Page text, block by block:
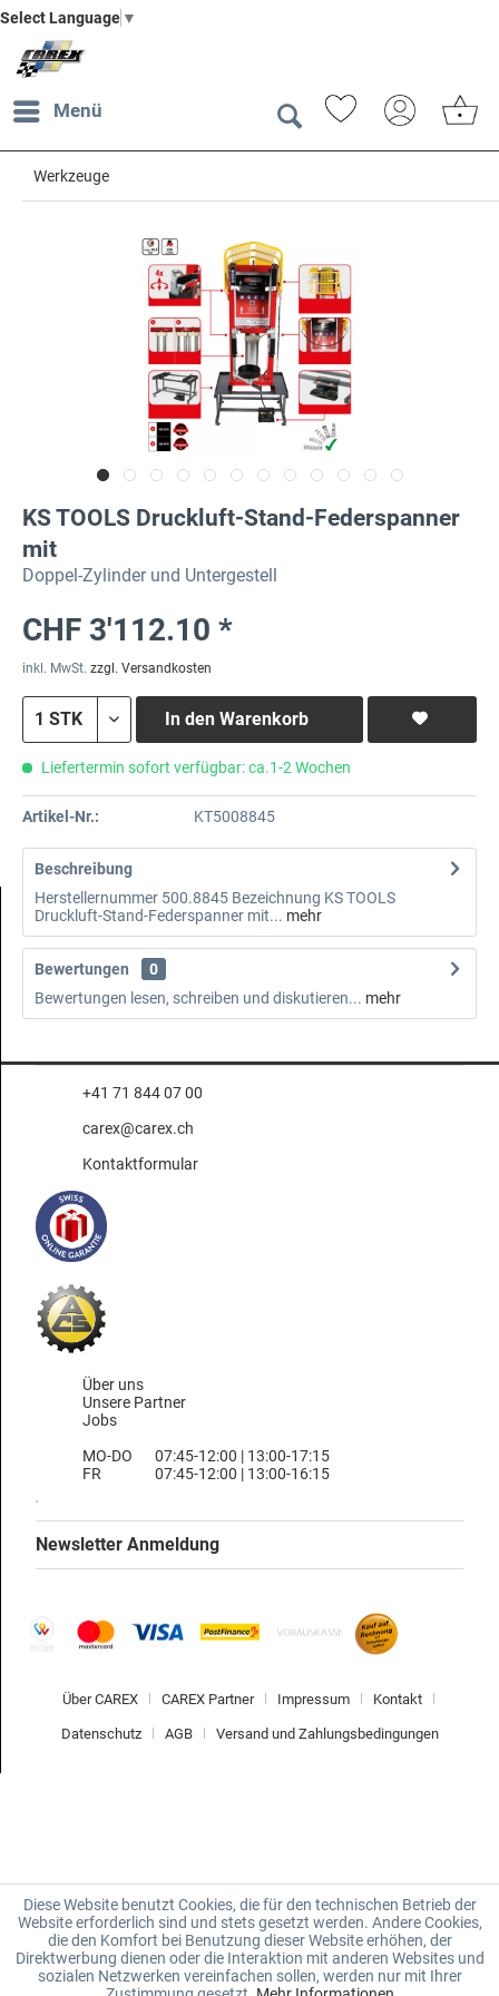
Select Language ▼
Menü
Werkzeuge
KS TOOLS Druckluft-Stand-Federspanner
mit
Doppel-Zylinder und Untergestell
CHF 3'112.10 *
inkl. MwSt. zzgl. Versandkosten
In den Warenkorb
Liefertermin sofort verfügbar: ca.1-2 Wochen
Artikel-Nr.: KT5008845
Beschreibung
Herstellernummer 500.8845 Bezeichnung KS TOOLS
Druckluft-Stand-Federspanner mit... mehr
Bewertungen
0
Bewertungen lesen, schreiben und diskutieren... mehr
+41 71 844 07 00
carex@carex.ch
Kontaktformular
Über uns
Unsere Partner
Jobs
MO-DO
FR
07:45-12:00 | 13:00-17:15
07:45-12:00 | 13:00-16:15
Newsletter Anmeldung
Über CAREX CAREX Partner Impressum Kontakt
Datenschutz AGB Versand und Zahlungsbedingungen
Diese Website benutzt Cookies, die für den technischen Betrieb der
Website erforderlich sind und stets gesetzt werden. Andere Cookies,
die den Komfort bei Benutzung dieser Website erhöhen, der
Direktwerbung dienen oder die Interaktion mit anderen Websites und
sozialen Netzwerken vereinfachen sollen, werden nur mit Ihrer